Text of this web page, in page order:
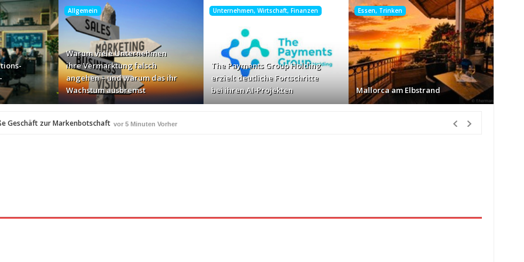
Allgemein
Warum viele Unternehmen
ihre Vermarktung falsch
angehen – und warum das ihr
Wachstum ausbremst
Unternehmen, Wirtschaft, Finanzen
The Payments Group Holding
erzielt deutliche Fortschritte
bei ihren AI-Projekten
Essen, Trinken
Mallorca am Elbstrand
Geschäft zur Markenbotschaft vor 5 Minuten Vorher
AI-Projekten
Bayerischen Bio-Erlebnistagen